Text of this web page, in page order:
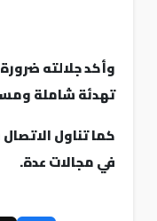
وأكد جلالته
تهدئة شاملة
كما تناول
في مجالات عدة.